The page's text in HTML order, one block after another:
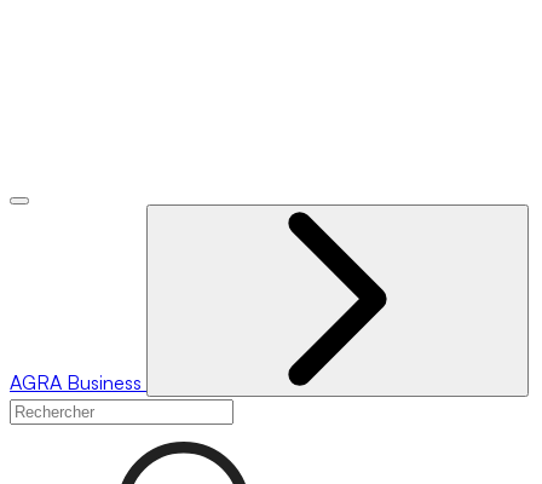
AGRA Business